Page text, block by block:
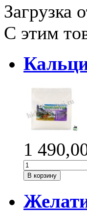
Загрузка
С этим
1 490,
В корзину